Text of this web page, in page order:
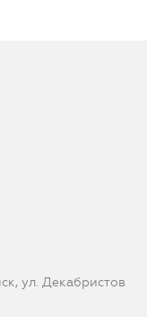
ул. Декабристов